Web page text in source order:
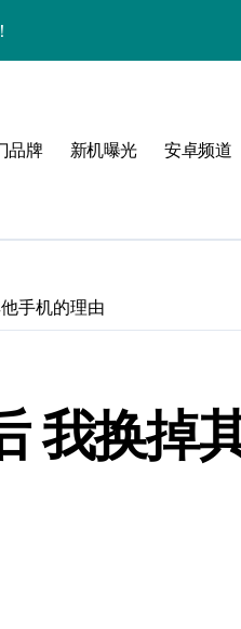
品牌 新机曝光 安卓频道
手机的理由
我换掉